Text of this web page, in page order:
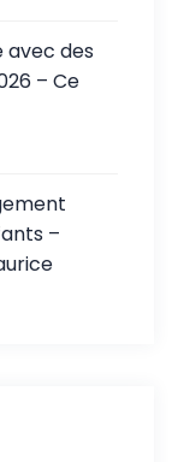
avec des
– Ce
–